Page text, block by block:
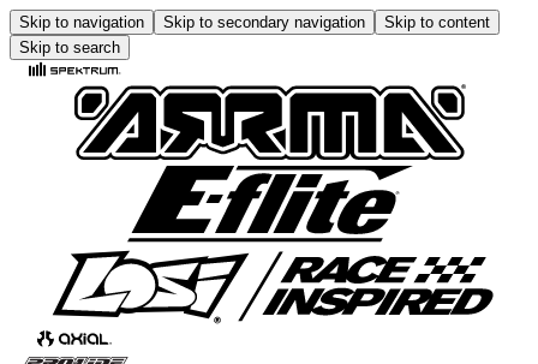
Skip to navigation Skip to secondary navigation
Skip to content
Skip to search